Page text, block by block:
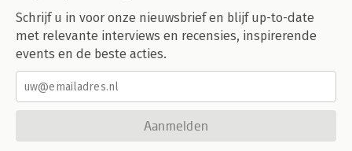
Schrijf u in voor onze nieuwsbrief en blijf up-to-date
met relevante interviews en recensies, inspirerende
events en de beste acties.
Aanmelden